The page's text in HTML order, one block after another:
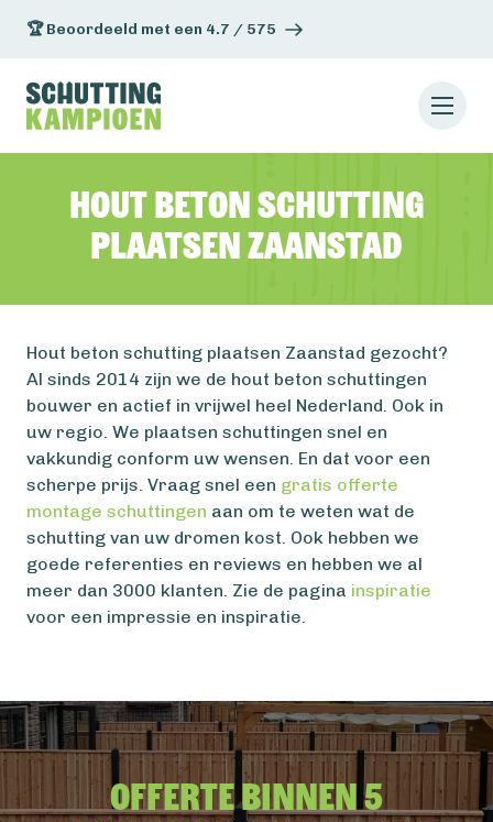
🏆 Beoordeeld met een 4.7 / 575
Hout beton schutting
plaatsen Zaanstad
Hout beton schutting plaatsen Zaanstad gezocht?
Al sinds 2014 zijn we de hout beton schuttingen
bouwer en actief in vrijwel heel Nederland. Ook in
uw regio. We plaatsen schuttingen snel en
vakkundig conform uw wensen. En dat voor een
scherpe prijs. Vraag snel een gratis offerte
montage schuttingen aan om te weten wat de
schutting van uw dromen kost. Ook hebben we
goede referenties en reviews en hebben we al
meer dan 3000 klanten. Zie de pagina inspiratie
voor een impressie en inspiratie.
Offerte binnen 5